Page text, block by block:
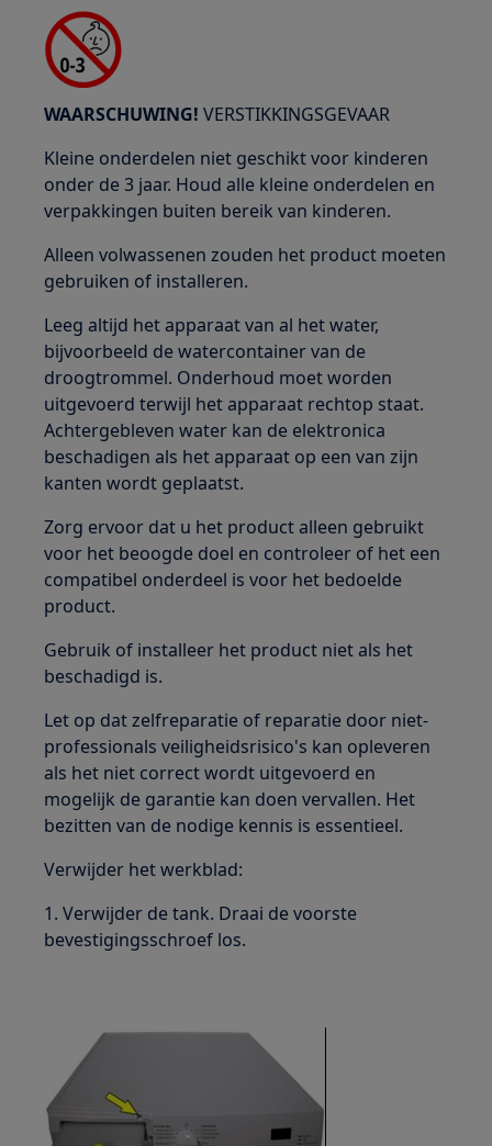
WAARSCHUWING! VERSTIKKINGSGEVAAR
Kleine onderdelen niet geschikt voor kinderen
onder de 3 jaar. Houd alle kleine onderdelen en
verpakkingen buiten bereik van kinderen.
Alleen volwassenen zouden het product moeten
gebruiken of installeren.
Leeg altijd het apparaat van al het water,
bijvoorbeeld de watercontainer van de
droogtrommel. Onderhoud moet worden
uitgevoerd terwijl het apparaat rechtop staat.
Achtergebleven water kan de elektronica
beschadigen als het apparaat op een van zijn
kanten wordt geplaatst.
Zorg ervoor dat u het product alleen gebruikt
voor het beoogde doel en controleer of het een
compatibel onderdeel is voor het bedoelde
product.
Gebruik of installeer het product niet als het
beschadigd is.
Let op dat zelfreparatie of reparatie door niet-
professionals veiligheidsrisico's kan opleveren
als het niet correct wordt uitgevoerd en
mogelijk de garantie kan doen vervallen. Het
bezitten van de nodige kennis is essentieel.
Verwijder het werkblad:
1. Verwijder de tank. Draai de voorste
bevestigingsschroef los.